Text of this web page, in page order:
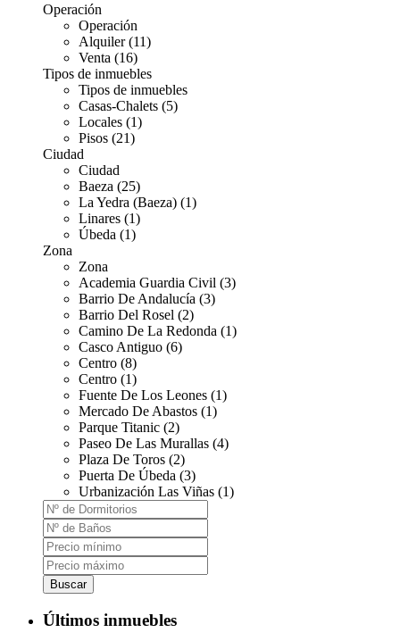
Operación
Operación
Alquiler (11)
Venta (16)
Tipos de inmuebles
Tipos de inmuebles
Casas-Chalets (5)
Locales (1)
Pisos (21)
Ciudad
Ciudad
Baeza (25)
La Yedra (Baeza) (1)
Linares (1)
Úbeda (1)
Zona
Zona
Academia Guardia Civil (3)
Barrio De Andalucía (3)
Barrio Del Rosel (2)
Camino De La Redonda (1)
Casco Antiguo (6)
Centro (8)
Centro (1)
Fuente De Los Leones (1)
Mercado De Abastos (1)
Parque Titanic (2)
Paseo De Las Murallas (4)
Plaza De Toros (2)
Puerta De Úbeda (3)
Urbanización Las Viñas (1)
Buscar
Últimos inmuebles